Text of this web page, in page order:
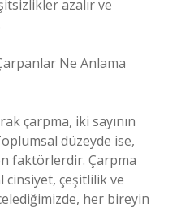
azalır ve
Ne Anlama
çarpma, iki sayının
düzeyde ise,
faktörlerdir. Çarpma
çeşitlilik ve
her bireyin